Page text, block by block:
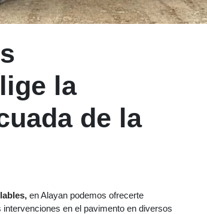
la
de la
, en Alayan podemos ofrecerte
en el pavimento en diversos